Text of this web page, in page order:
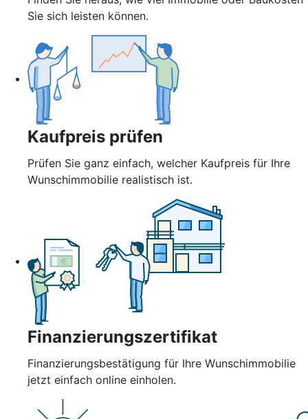
Sie sich leisten können.
Kaufpreis prüfen
Prüfen Sie ganz einfach, welcher Kaufpreis für Ihre
Wunschimmobilie realistisch ist.
Finanzierungszertifikat
Finanzierungsbestätigung für Ihre Wunschimmobilie
jetzt einfach online einholen.